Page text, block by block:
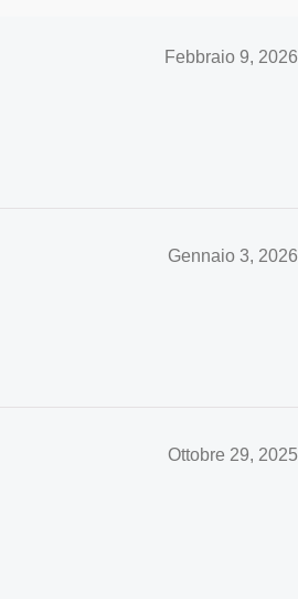
Febbraio 9, 2026
Gennaio 3, 2026
Ottobre 29, 2025